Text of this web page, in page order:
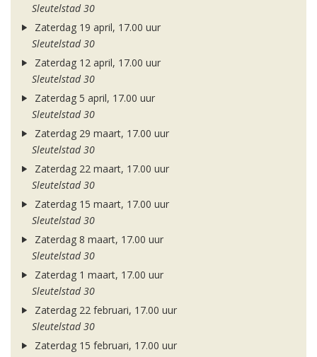
Sleutelstad 30
Zaterdag 19 april, 17.00 uur
Sleutelstad 30
Zaterdag 12 april, 17.00 uur
Sleutelstad 30
Zaterdag 5 april, 17.00 uur
Sleutelstad 30
Zaterdag 29 maart, 17.00 uur
Sleutelstad 30
Zaterdag 22 maart, 17.00 uur
Sleutelstad 30
Zaterdag 15 maart, 17.00 uur
Sleutelstad 30
Zaterdag 8 maart, 17.00 uur
Sleutelstad 30
Zaterdag 1 maart, 17.00 uur
Sleutelstad 30
Zaterdag 22 februari, 17.00 uur
Sleutelstad 30
Zaterdag 15 februari, 17.00 uur